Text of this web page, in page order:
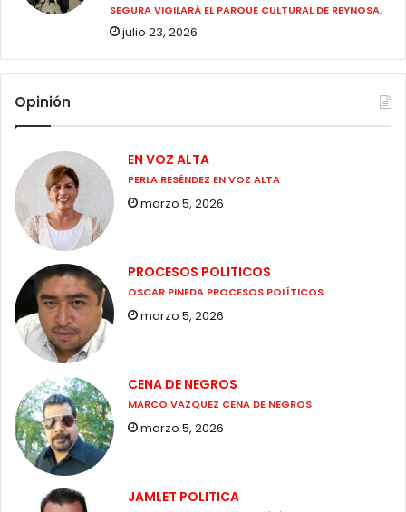
SEGURA VIGILARÁ EL PARQUE CULTURAL DE REYNOSA.
julio 23, 2026
Opinión
EN VOZ ALTA
PERLA RESÉNDEZ EN VOZ ALTA
marzo 5, 2026
PROCESOS POLITICOS
OSCAR PINEDA PROCESOS POLÍTICOS
marzo 5, 2026
CENA DE NEGROS
MARCO VAZQUEZ CENA DE NEGROS
marzo 5, 2026
JAMLET POLITICA